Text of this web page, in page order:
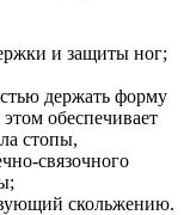
и защиты ног;
держать форму
обеспечивает
стопы,
связочного
скольжению.